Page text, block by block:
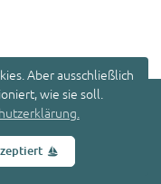
Aber ausschließlich
wie sie soll.